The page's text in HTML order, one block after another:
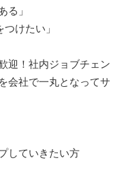
る」
けたい」
迎！社内ジョブチェン
会社で一丸となってサ
していきたい方